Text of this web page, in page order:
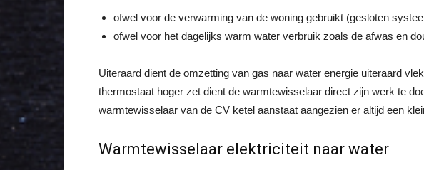
ofwel voor de verwarming van de woning gebruikt (gesloten
ofwel voor het dagelijks warm water verbruik zoals de afwas en
Uiteraard dient de omzetting van gas naar water energie uiteraard
thermostaat hoger zet dient de warmtewisselaar direct zijn werk te
warmtewisselaar van de CV ketel aanstaat aangezien er altijd een
Warmtewisselaar elektriciteit naar water